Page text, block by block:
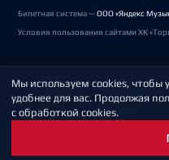
Билетная система —ООО «Яндекс
Условия пользования сайтами ХК
Политика обработки персональных
Пользовательское соглашение
Мы используем cookies, чтобы
удобнее для вас. Продолжая
с обработкой cookies.